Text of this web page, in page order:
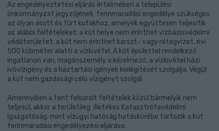
Az engedélyeztetési eljárás értelmében a települési
önkormányzat jegyzőjének fennmaradási engedélye szükséges
az olyan ásott és fúrt kutakhoz, amelyek együttesen teljesítik
az alábbi feltételeket: a kút helye nem érinthet vízbázisvédelmi
védőterületet: a kút nem érinthet karszt- vagy rétegvizet, évi
500 köbméter alatti a vízkivétel. A kút épülettel rendelkező
ingatlanon van, magánszemély a kérelmező, a vízkivétel házi
ivóvízigény és a háztartási igények kielégítését szolgálja. Végül:
a kút nem gazdasági célú vízigényt szolgál.
Amennyiben a fent felsorolt feltételek közül bármelyik nem
teljesül, akkor a területileg illetékes Katasztrófavédelmi
Igazgatóság, mint vízügyi hatóság hatáskörébe tartozik a kút
fennmaradási engedélyezési eljárása.